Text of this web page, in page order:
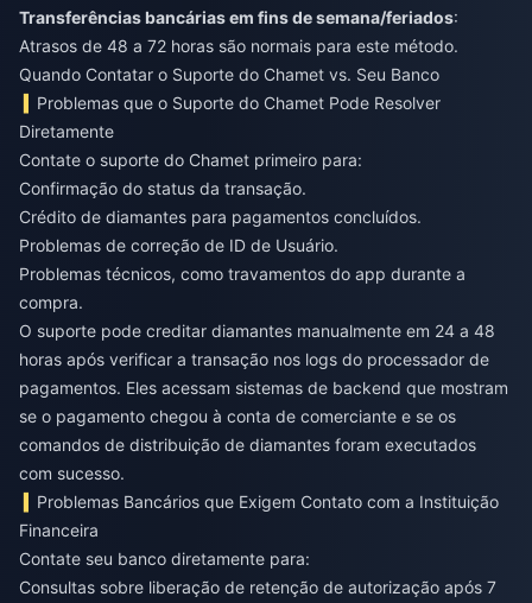
Transferências bancárias em fins de semana/feriados:
Atrasos de 48 a 72 horas são normais para este método.
Quando Contatar o Suporte do Chamet vs. Seu Banco
Problemas que o Suporte do Chamet Pode Resolver
Diretamente
Contate o suporte do Chamet primeiro para:
Confirmação do status da transação.
Crédito de diamantes para pagamentos concluídos.
Problemas de correção de ID de Usuário.
Problemas técnicos, como travamentos do app durante a
compra.
O suporte pode creditar diamantes manualmente em 24 a 48
horas após verificar a transação nos logs do processador de
pagamentos. Eles acessam sistemas de backend que mostram
se o pagamento chegou à conta de comerciante e se os
comandos de distribuição de diamantes foram executados
com sucesso.
Problemas Bancários que Exigem Contato com a Instituição
Financeira
Contate seu banco diretamente para:
Consultas sobre liberação de retenção de autorização após 7